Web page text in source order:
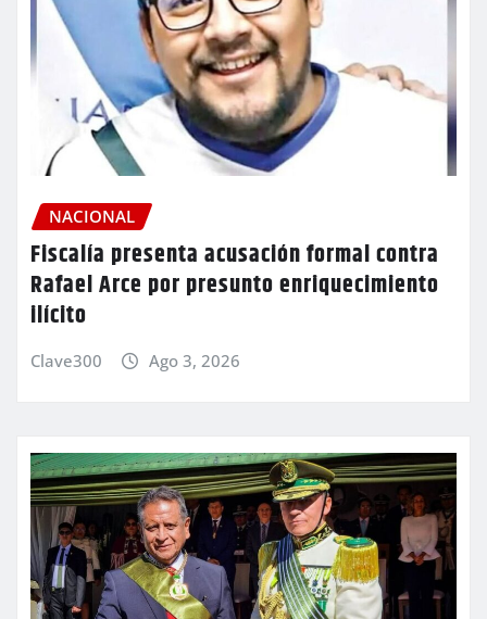
NACIONAL
Fiscalía presenta acusación formal contra
Rafael Arce por presunto enriquecimiento
ilícito
Clave300 Ago 3, 2026